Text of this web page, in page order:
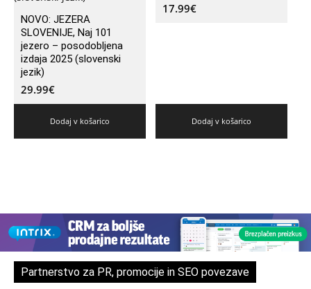
NOVO: JEZERA
SLOVENIJE, Naj 101
jezero – posodobljena
izdaja 2025 (slovenski
jezik)
29.99€
Dodaj v košarico
17.99€
Dodaj v košarico
Partnerstvo za PR, promocije in SEO povezave